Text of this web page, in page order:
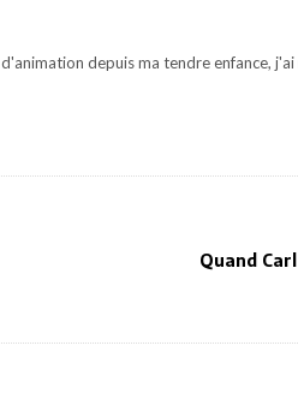
depuis ma tendre enfance,
Quand